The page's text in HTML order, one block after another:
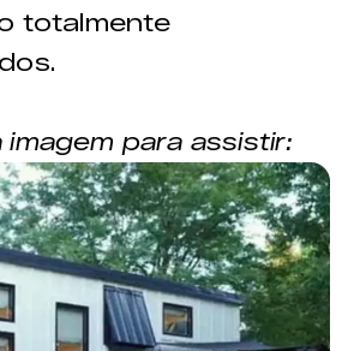
totalmente
imagem para assistir: